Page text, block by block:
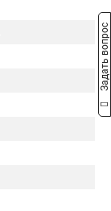
Задать вопрос